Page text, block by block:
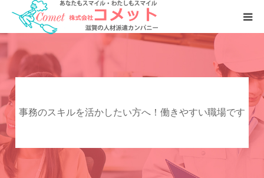
事務のスキルを活かしたい方へ！働きやすい職場です
お仕事をおさがしの方へ
会社案内